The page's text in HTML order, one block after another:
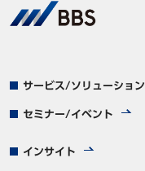
サービス/ソリューション
セミナー/イベント
インサイト